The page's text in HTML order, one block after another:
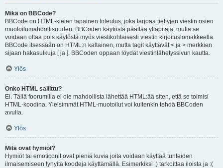
Mikä on BBCode?
BBCode on HTML-kielen tapainen toteutus, joka tarjoaa tiettyjen viestin osien
muotoilumahdollisuuden. BBCoden käytöstä päättää ylläpitäjä, mutta se
voidaan ottaa pois käytöstä myös viestikohtaisesti viestin kirjoituslomakkeella.
BBCode itsessään on HTML:n kaltainen, mutta tagit käyttävät < ja > merkkien
sijaan hakasulkuja [ ja ]. BBCoden oppaan löydät viestinlähetyssivun kautta.
Ylös
Onko HTML sallittu?
Ei. Tällä foorumilla ei ole mahdollista lähettää HTML:ää siten, että se toimisi
HTML-koodina. Yleisimmät HTML-muotoilut voi kuitenkin tehdä BBCoden
avulla.
Ylös
Mitä ovat hymiöt?
Hymiöt tai emoticonit ovat pieniä kuvia joita voidaan käyttää tunteiden
ilmaisemiseen lyhyitä koodeja käyttämällä. Esimerkiksi :) tarkoittaa iloista ja :(